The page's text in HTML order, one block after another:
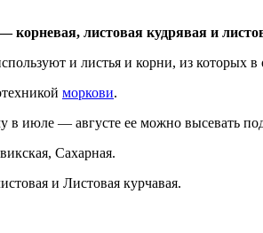
корневая, листовая кудрявая и
и листья и корни, из которых
моркови.
в июле — августе ее можно высевать
Сахарная.
и Листовая курчавая.